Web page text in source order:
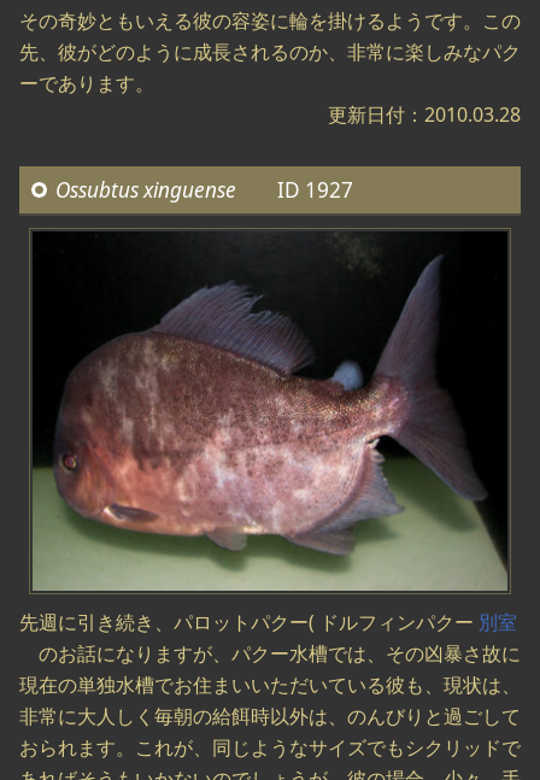
その奇妙ともいえる彼の容姿に輪を掛けるようです。この
先、彼がどのように成長されるのか、非常に楽しみなパク
ーであります。
更新日付：2010.03.28
Ossubtus xinguense ID 1927
先週に引き続き、パロットパクー( ドルフィンパクー 別室
のお話になりますが、パクー水槽では、その凶暴さ故に
現在の単独水槽でお住まいいただいている彼も、現状は、
非常に大人しく毎朝の給餌時以外は、のんびりと過ごして
おられます。これが、同じようなサイズでもシクリッドで